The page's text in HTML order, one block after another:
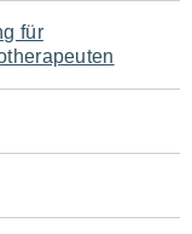
für